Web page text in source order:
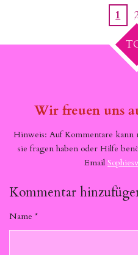
1
Wir freuen uns
Hinweis: Auf Kommentare
sie fragen haben oder Hilfe
Email
Kommentar
Name *